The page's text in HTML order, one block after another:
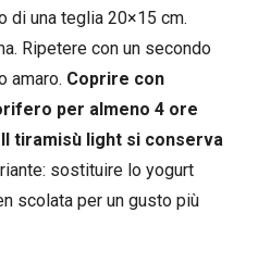
di una teglia 20×15 cm.
Ripetere con un secondo
amaro. Coprire con
per almeno 4 ore
Il tiramisù light si conserva
sostituire lo yogurt
scolata per un gusto più